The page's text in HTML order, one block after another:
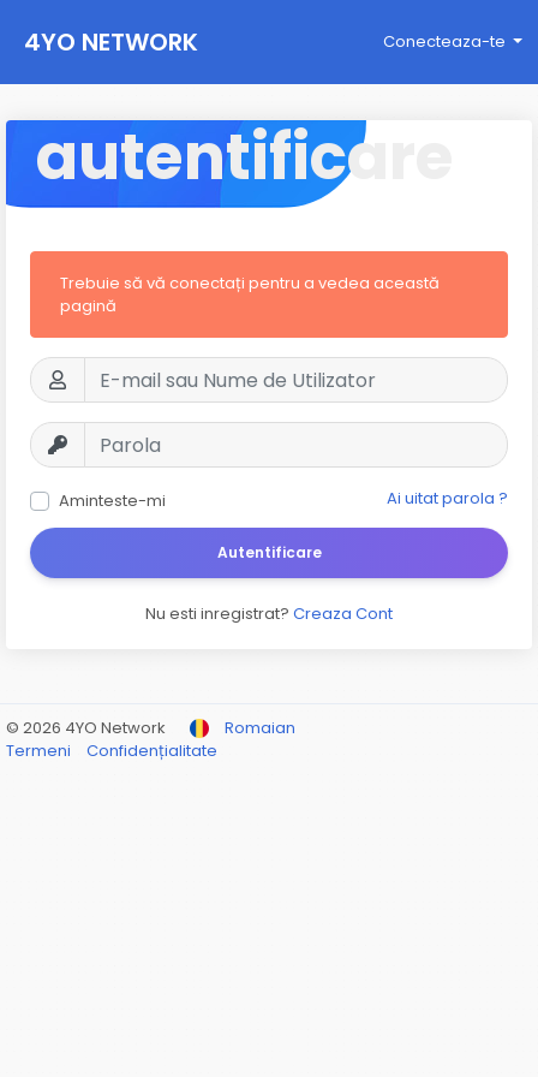
4YO NETWORK Conecteaza-te
autentificare
Trebuie să vă conectați pentru a vedea această
pagină
Aminteste-mi Ai uitat parola ?
Autentificare
Nu esti inregistrat? Creaza Cont
© 2026 4YO Network
Romaian
Termeni
Confidențialitate